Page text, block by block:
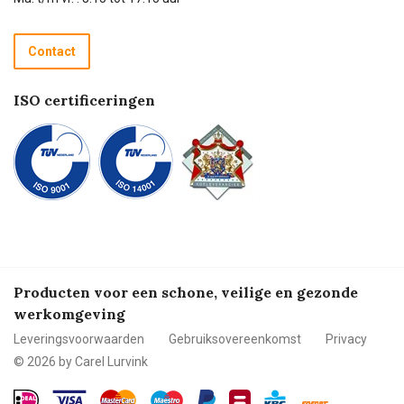
Recycle programma
Betalen
Contact
ISO certificeringen
Producten voor een schone, veilige en gezonde
werkomgeving
Leveringsvoorwaarden Gebruiksovereenkomst
Privacy
© 2026 by Carel Lurvink